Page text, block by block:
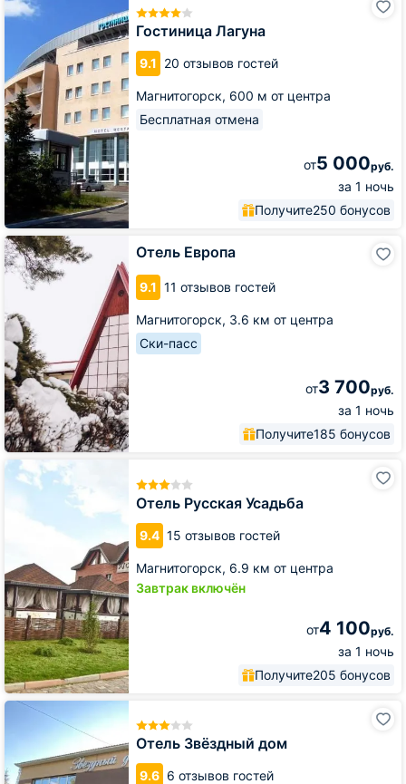
Гостиница Лагуна
9.1 20 отзывов гостей
Магнитогорск, 600 м от центра
Бесплатная отмена
от5 000руб.
за 1 ночь
Получите250 бонусов
Лагуна
Отель Европа
9.1 11 отзывов гостей
Магнитогорск, 3.6 км от центра
Ски-пасс
от3 700руб.
за 1 ночь
Получите185 бонусов
Отель
Европа
Отель Русская Усадьба
9.4 15 отзывов гостей
Магнитогорск, 6.9 км от центра
Завтрак включён
от4 100руб.
за 1 ночь
Получите205 бонусов
Отель
Русская
Отель Звёздный дом
9.6 6 отзывов гостей
Отель
Звёздный